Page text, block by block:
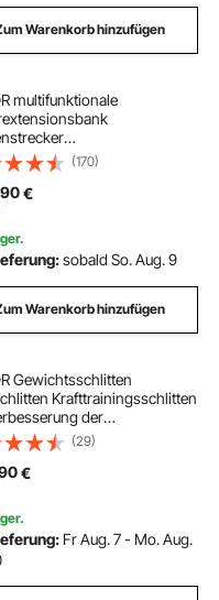
Warenkorb hinzufügen
multifunktionale
römischer
158 kg
rollbare Rückentrainer
Hantelbank Heim-
(170)
90€
sobald So. Aug. 9
Warenkorb hinzufügen
Gewichtsschlitten
Krafttrainingsschlitten
der
bei sportlichen
Fitnessgerät mit Griff,
mit 25/51 mm
Orange
(29)
€
Fr Aug. 7 - Mo. Aug.